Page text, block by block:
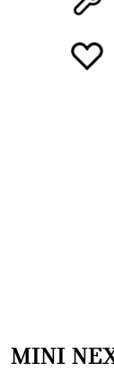
MINI